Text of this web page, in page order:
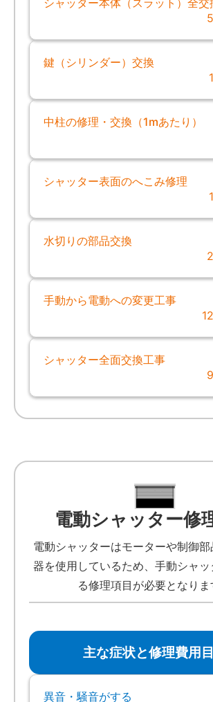
鍵（シリンダー）交換
中柱の修理・交換（1mあたり）
シャッター表面のへこみ修理
水切りの部品交換
手動から電動への変更工事
シャッター全面交換工事
電動シャッター修
電動シャッターはモーターや制御
器を使用しているため、手動シャ
る修理項目が必要となりま
主な症状と修理費用
異音・騒音がする